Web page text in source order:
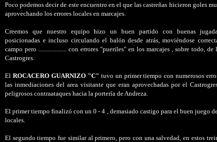
Poco podemos decir de este encuentro en el que las castreñas hicieron goles
aprovechando los errores locales en marcajes.
Creemos que nuestro equipo hizo un buen partido con buenas
posicionadas e incluso circulando el balón desde atrás, moviéndose
campo pero ................... con errores "pueriles" en los marcajes , sobre todo, de
Castrogres.
El ROCACERO GUARNIZO "C" tuvo un primer tiempo con numerosos
las inmediaciones del area visitante que eran aprovechadas por el
peligrosos contraataques hacia la portería de Andreza.
El primer tiempo finalizó con un 0 - 4 , demasiado castigo para el buen juego
locales.
El segundo tiempo fue similar al primero, pero con una salvedad, en estos